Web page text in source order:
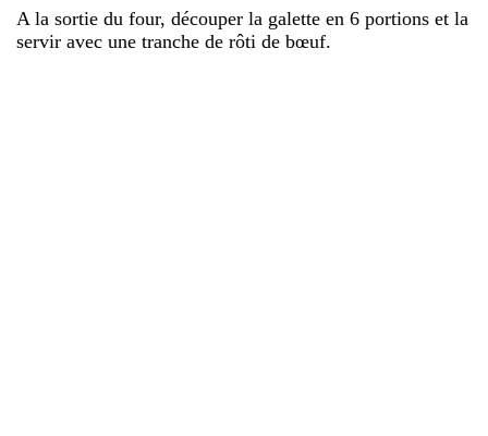
A la sortie du four, découper la galette en 6 portions et la
servir avec une tranche de rôti de bœuf.